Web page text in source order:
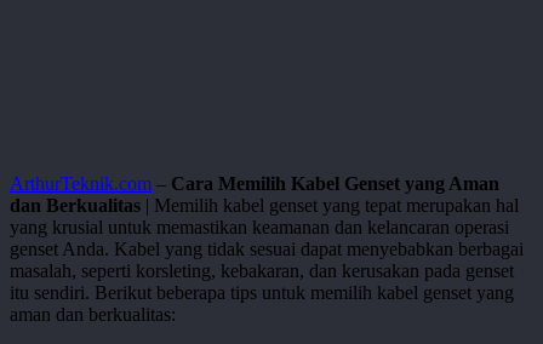
ArthurTeknik.com – Cara Memilih Kabel Genset yang Aman
dan Berkualitas | Memilih kabel genset yang tepat merupakan hal
yang krusial untuk memastikan keamanan dan kelancaran operasi
genset Anda. Kabel yang tidak sesuai dapat menyebabkan berbagai
masalah, seperti korsleting, kebakaran, dan kerusakan pada genset
itu sendiri. Berikut beberapa tips untuk memilih kabel genset yang
aman dan berkualitas: